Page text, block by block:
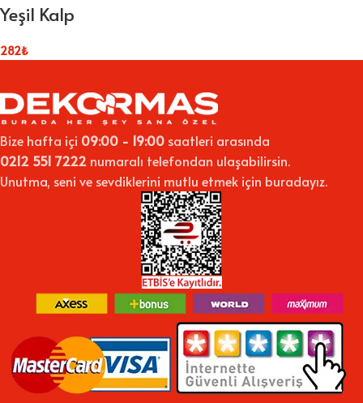
Yeşil Kalp
282₺
Bize hafta içi 09:00 - 19:00 saatleri arasında
0212 551 7222 numaralı telefondan ulaşabilirsin.
Unutma, seni ve sevdiklerini mutlu etmek için buradayız.